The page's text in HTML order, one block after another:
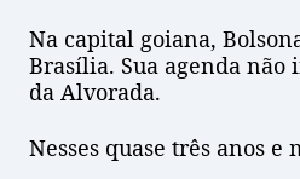
Na capital goiana,
Brasília. Sua agenda
da Alvorada.
Nesses quase três anos